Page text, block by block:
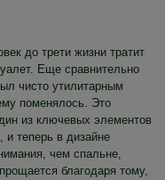
до трети жизни тратит
Еще сравнительно
чисто утилитарным
поменялось. Это
из ключевых элементов
теперь в дизайне
чем спальне,
благодаря тому,